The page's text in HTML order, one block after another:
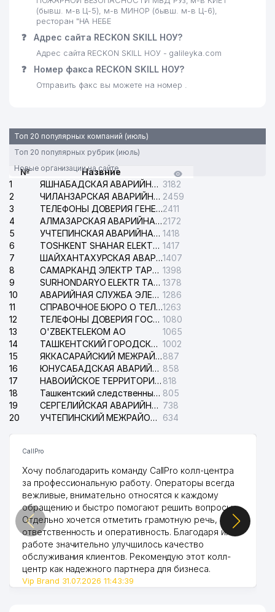
(бывш. м-в Ц-5), м-в МИНОР (бывш. м-в Ц-6),
ресторан "НА НЕБЕ
❓ Адрес сайта RECKON SKILL НОУ?
Адрес сайта RECKON SKILL НОУ - galileyka.com
❓ Номер факса RECKON SKILL НОУ?
Отправить факс вы можете на номер .
Топ 20 популярных компаний (июль)
Топ 20 популярных рубрик (июль)
Новые организации на сайте
№
Назвние
1
ЯШНАБАДСКАЯ АВАРИЙНАЯ СЛУЖБА ЭЛЕКТРОСЕТИ 3182
2
ЧИЛАНЗАРСКАЯ АВАРИЙНАЯ СЛУЖБА ЭЛЕКТРОСЕТИ 2459
3
ТЕЛЕФОНЫ ДОВЕРИЯ ГЕНЕРАЛЬНОЙ ПРОКУРАТУРЫ РЕСПУБЛИКИ УЗБЕКИСТАН2411
4
АЛМАЗАРСКАЯ АВАРИЙНАЯ СЛУЖБА ЭЛЕКТРОСЕТИ2172
5
УЧТЕПИНСКАЯ АВАРИЙНАЯ СЛУЖБА ЭЛЕКТРОСЕТИ 1418
6
TOSHKENT SHAHAR ELEKTR TARMOQLARI KORXONASI АО 1417
7
ШАЙХАНТАХУРСКАЯ АВАРИЙНАЯ СЛУЖБА ЭЛЕКТРОСЕТИ1407
8
САМАРКАНД ЭЛЕКТР ТАРМОКЛАРИ АО 1398
9
SURHONDARYO ELEKTR TARMOKLARI АО 1378
10
АВАРИЙНАЯ СЛУЖБА ЭЛЕКТРОСЕТИ ТАШКЕНТСКОГО РАЙОНА 1286
11
СПРАВОЧНОЕ БЮРО О ТЕЛЕФОНАХ ОРГАНИЗАЦИЙ г. ТАШКЕНТА1263
12
ТЕЛЕФОНЫ ДОВЕРИЯ ГОСУДАРСТВЕННОГО ЦЕНТРА ТЕСТИРОВАНИЯ 1080
13
O'ZBEKTELEKOM АО
1065
14
ТАШКЕНТСКИЙ ГОРОДСКОЙ СУД ПО ГРАЖДАНСКИМ ДЕЛАМ 1002
15
ЯККАСАРАЙСКИЙ МЕЖРАЙОННЫЙ СУД ПО ГРАЖДАНСКИМ ДЕЛАМ887
16
ЮНУСАБАДСКАЯ АВАРИЙНАЯ СЛУЖБА ЭЛЕКТРОСЕТИ 858
17
НАВОИЙСКОЕ ТЕРРИТОРИАЛЬНОЕ ПРЕДПРИЯТИЕ ЭЛЕКТРОСЕТИ АО 818
18
Ташкентский следственный изолятор 805
19
СЕРГЕЛИЙСКАЯ АВАРИЙНАЯ СЛУЖБА ЭЛЕКТРОСЕТИ 738
20
УЧТЕПИНСКИЙ МЕЖРАЙОННЫЙ СУД ПО ГРАЖДАНСКИМ ДЕЛАМ 634
CallPro
Хочу поблагодарить команду CallPro колл-центра
за профессиональную работу. Операторы всегда
вежливые, внимательно относятся к каждому
обращению и быстро помогают решить вопросы.
Отдельно хочется отметить грамотную речь,
ответственность и оперативность. Благодаря их
работе значительно улучшилось качество
обслуживания клиентов. Рекомендую этот колл-
центр как надежного партнера для бизнеса.
Vip Brand 31.07.2026 11:43:39